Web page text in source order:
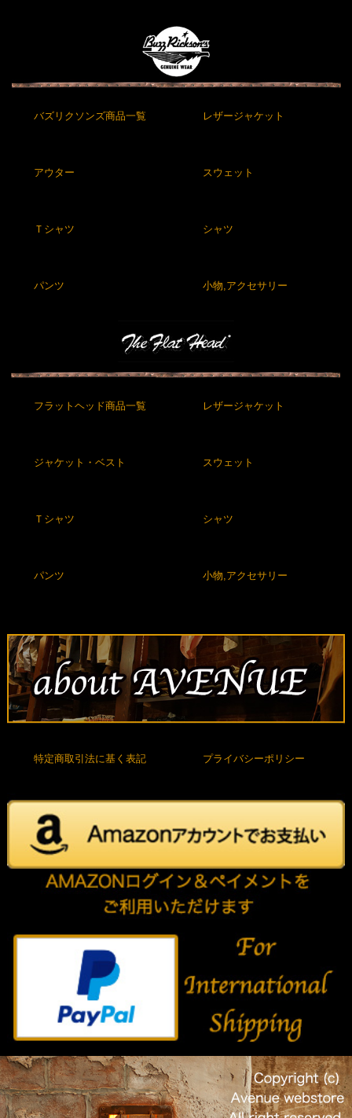
バズリクソンズ商品一覧 レザージャケット
アウター スウェット
Ｔシャツ シャツ
パンツ 小物,アクセサリー
フラットヘッド商品一覧 レザージャケット
ジャケット・ベスト スウェット
Ｔシャツ シャツ
パンツ 小物,アクセサリー
特定商取引法に基く表記 プライバシーポリシー